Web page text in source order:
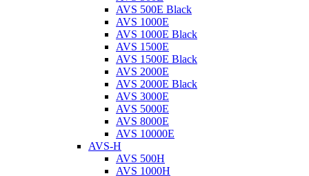
AVS 500E Black
AVS 1000E
AVS 1000E Black
AVS 1500E
AVS 1500E Black
AVS 2000E
AVS 2000E Black
AVS 3000E
AVS 5000E
AVS 8000E
AVS 10000E
AVS-H
AVS 500H
AVS 1000H